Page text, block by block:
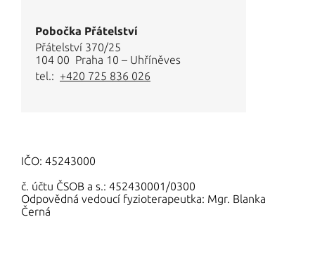
Pobočka Přátelství
Přátelství 370/25
104 00 Praha 10 – Uhříněves
tel.: +420 725 836 026
IČO: 45243000
č. účtu ČSOB a s.: 452430001/0300
Odpovědná vedoucí fyzioterapeutka: Mgr. Blanka
Černá